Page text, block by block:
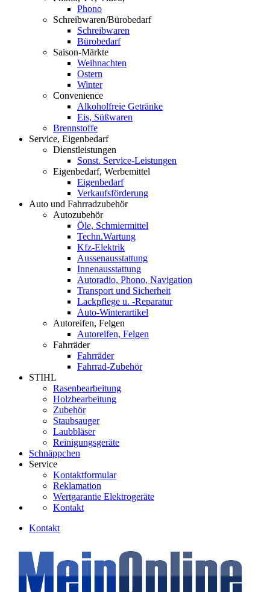
Phono
Schreibwaren/Bürobedarf
Schreibwaren
Bürobedarf
Saison-Märkte
Weihnachten
Ostern
Winter
Convenience
Alkoholfreie Getränke
Eis, Süßwaren
Brennstoffe
Service, Eigenbedarf
Dienstleistungen
Sonst. Service-Leistungen
Eigenbedarf, Werbemittel
Eigenbedarf
Verkaufsförderung
Auto und Fahrradzubehör
Autozubehör
Öle, Schmiermittel
Techn.Wartung
Kfz-Elektrik
Aussenausstattung
Innenausstattung
Autoradio, Phono, Navigation
Transport und Sicherheit
Lackpflege u. -Reparatur
Auto-Winterartikel
Autoreifen, Felgen
Autoreifen, Felgen
Fahrräder
Fahrräder
Fahrrad-Zubehör
STIHL
Rasenbearbeitung
Holzbearbeitung
Zubehör
Staubsauger
Laubbläser
Reinigungsgeräte
Schnäppchen
Service
Kontaktformular
Reklamation
Wertgarantie Elektrogeräte
Kontakt
Kontakt